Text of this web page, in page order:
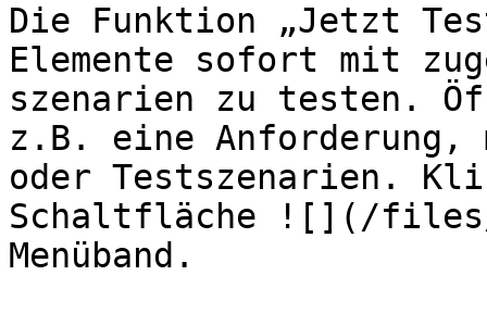
Die Funktion „Jetzt
Elemente sofort mit
szenarien zu testen.
z.B. eine
oder Testszenarien.
Schaltfläche ![](/files/
Menüband.